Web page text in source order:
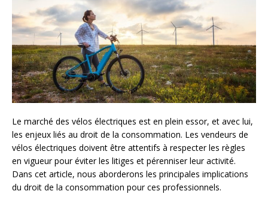
Le marché des vélos électriques est en plein essor, et avec lui,
les enjeux liés au droit de la consommation. Les vendeurs de
vélos électriques doivent être attentifs à respecter les règles
en vigueur pour éviter les litiges et pérenniser leur activité.
Dans cet article, nous aborderons les principales implications
du droit de la consommation pour ces professionnels.